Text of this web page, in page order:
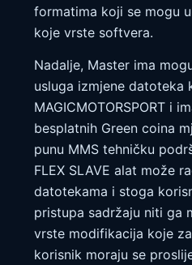
formatima koji se mogu
koje vrste softvera.
Nadalje, Master ima
usluga izmjene datoteka
MAGICMOTORSPORT i
besplatnih Green coina
punu MMS tehničku
FLEX SLAVE alat može
datotekama i stoga
pristupa sadržaju niti ga
vrste modifikacija koje
korisnik moraju se